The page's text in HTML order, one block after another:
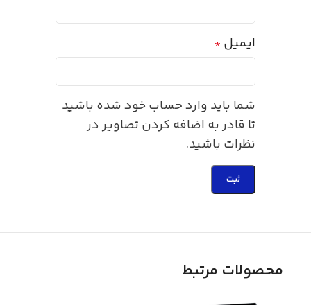
ایمیل *
شما باید وارد حساب خود شده باشید
تا قادر به اضافه کردن تصاویر در
نظرات باشید.
محصولات مرتبط